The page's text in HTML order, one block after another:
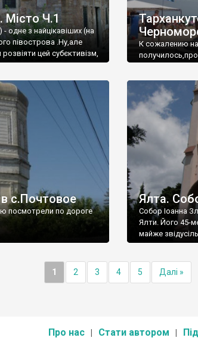
Місто Ч.1
одне з найцікавіших (на
півострова .Ну,але
цей субєктивізм,
К сожалению
с.Почтовое
посмотрели по дороге
Ялта.
Собор Іоанна
Ялти. Його 45-
майже
1 2 3 4 5 Далі »
Про нас Стати автором